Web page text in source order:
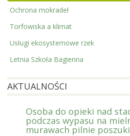
Ochrona mokradeł
Torfowiska a klimat
Usługi ekosystemowe rzek
Letnia Szkoła Bagienna
AKTUALNOŚCI
Osoba do opieki nad
podczas wypasu na
murawach pilnie